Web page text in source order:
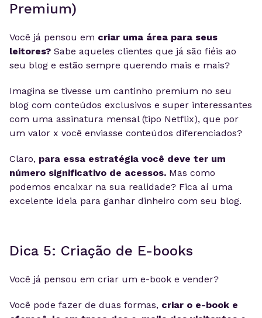
Premium)
Você já pensou em criar uma área para seus
leitores? Sabe aqueles clientes que já são fiéis ao
seu blog e estão sempre querendo mais e mais?
Imagina se tivesse um cantinho premium no seu
blog com conteúdos exclusivos e super interessantes
com uma assinatura mensal (tipo Netflix), que por
um valor x você enviasse conteúdos diferenciados?
Claro, para essa estratégia você deve ter um
número significativo de acessos. Mas como
podemos encaixar na sua realidade? Fica aí uma
excelente ideia para ganhar dinheiro com seu blog.
Dica 5: Criação de E-books
Você já pensou em criar um e-book e vender?
Você pode fazer de duas formas, criar o e-book e